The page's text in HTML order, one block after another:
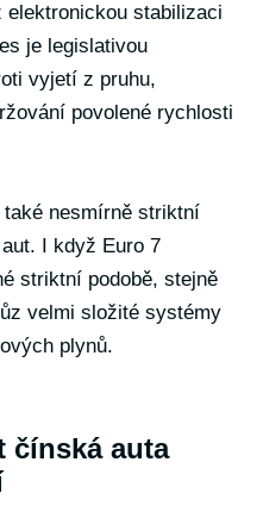
stabilizaci
je legislativou
vyjetí z pruhu,
povolené rychlosti
také nesmírně striktní
I když Euro 7
striktní podobě, stejně
velmi složité systémy
plynů.
čínská auta